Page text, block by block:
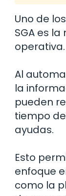
Uno de
SGA es
operativa.
Al
la
pueden
tiempo
ayudas.
Esto
enfoque
como la